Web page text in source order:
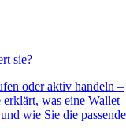
sie?
oder aktiv handeln –
was eine Wallet
wie Sie die passende